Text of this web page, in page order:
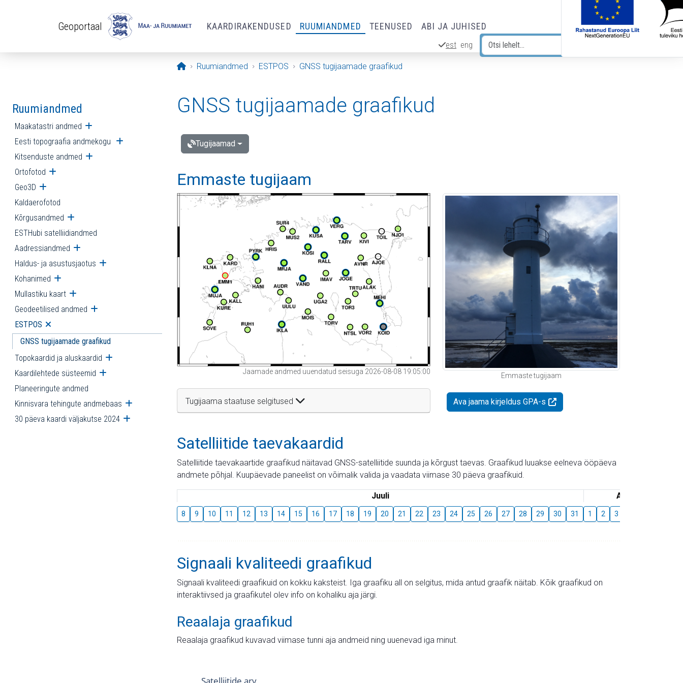
Geoportaal KAARDIRAKENDUSED RUUMIANDMED TEENUSED ABI JA JUHISED
est eng
Avaleht
Ruumiandmed ESTPOS GNSS tugijaamade graafikud
Ruumiandmed
Maakatastri andmed Ava alammenüü
Eesti topograafia andmekogu Ava alammenüü
Kitsenduste andmed Ava alammenüü
Ortofotod Ava alammenüü
Geo3D Ava alammenüü
Kaldaerofotod
Kõrgusandmed Ava alammenüü
ESTHubi satelliidiandmed
Aadressiandmed Ava alammenüü
Haldus- ja asustusjaotus Ava alammenüü
Kohanimed Ava alammenüü
Mullastiku kaart Ava alammenüü
Geodeetilised andmed Ava alammenüü
ESTPOS Ava alammenüü
GNSS tugijaamade graafikud
Topokaardid ja aluskaardid Ava alammenüü
Kaardilehtede süsteemid Ava alammenüü
Planeeringute andmed
Kinnisvara tehingute andmebaas Ava alammenüü
30 päeva kaardi väljakutse 2024 Ava alammenüü
GNSS tugijaamade graafikud
Tugijaamad
Emmaste tugijaam
Jaamade andmed uuendatud seisuga 2026-08-08 19:05:00
Tugijaama staatuse selgitused
Emmaste tugijaam
Ava jaama kirjeldus GPA-s
Satelliitide taevakaardid
Satelliitide taevakaartide graafikud näitavad GNSS-satelliitide suunda ja kõrgust taevas. Graafikud luuakse eelneva ööpäeva
andmete põhjal. Kuupäevade paneelist on võimalik valida ja vaadata viimase 30 päeva graafikuid.
Juuli August
8 9 10 11 12 13 14 15 16 17 18 19 20 21 22 23 24 25 26 27 28 29 30 31 1 2 3
Signaali kvaliteedi graafikud
Signaali kvaliteedi graafikuid on kokku kaksteist. Iga graafiku all on selgitus, mida antud graafik näitab. Kõik graafikud on
interaktiivsed ja graafikutel olev info on kohaliku aja järgi.
Reaalaja graafikud
Reaalaja graafikud kuvavad viimase tunni aja andmeid ning uuenevad iga minut.